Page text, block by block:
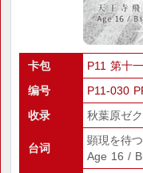
卡包
P11 第十
编号
P11-030
收录
秋葉原ゼ
台词
顕現を待
Age 16 /